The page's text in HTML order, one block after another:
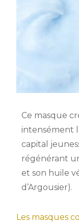
Ce masque
intensément
capital
régénérant
et son huile
d’Argousier).
Les masques